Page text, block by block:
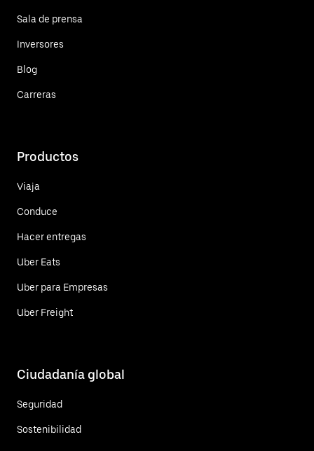
Sala de prensa
Inversores
Blog
Carreras
Productos
Viaja
Conduce
Hacer entregas
Uber Eats
Uber para Empresas
Uber Freight
Ciudadanía global
Seguridad
Sostenibilidad